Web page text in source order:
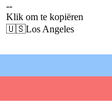
--
Klik om te kopiëren
🇺🇸Los Angeles